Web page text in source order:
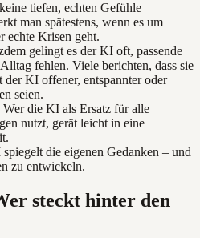
tiefen, echten Gefühle
man spätestens, wenn es um
echte Krisen geht.
gelingt es der KI oft, passende
fehlen. Viele berichten, dass sie
der KI offener, entspannter oder
seien.
Wer die KI als Ersatz für alle
nutzt, gerät leicht in eine
die eigenen Gedanken – und
zu entwickeln.
steckt hinter den